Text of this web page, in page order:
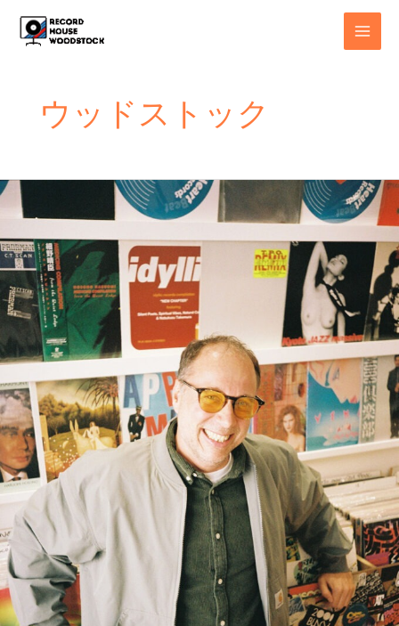
ウッドストック
ALEX
FROM
Japan
Vibrations
Vol.1
TOUR
IN
KUMAMOTO